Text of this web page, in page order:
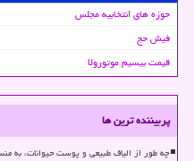
حوزه های انتخابیه مجلس
فیش حج
قیمت بیسیم موتورولا
پربیننده ترین ها
چه طور از الیاف طبیعی و پوست حیوانات،